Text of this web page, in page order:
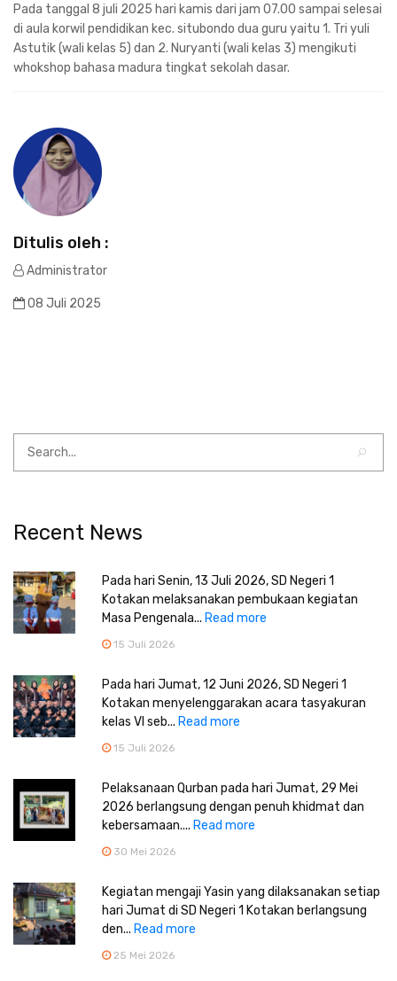
Pada tanggal 8 juli 2025 hari kamis dari jam 07.00 sampai selesai
di aula korwil pendidikan kec. situbondo dua guru yaitu 1. Tri yuli
Astutik (wali kelas 5) dan 2. Nuryanti (wali kelas 3) mengikuti
whokshop bahasa madura tingkat sekolah dasar.
Ditulis oleh :
Administrator
08 Juli 2025
Recent News
Pada hari Senin, 13 Juli 2026, SD Negeri 1
Kotakan melaksanakan pembukaan kegiatan
Masa Pengenala... Read more
15 Juli 2026
Pada hari Jumat, 12 Juni 2026, SD Negeri 1
Kotakan menyelenggarakan acara tasyakuran
kelas VI seb... Read more
15 Juli 2026
Pelaksanaan Qurban pada hari Jumat, 29 Mei
2026 berlangsung dengan penuh khidmat dan
kebersamaan.... Read more
30 Mei 2026
Kegiatan mengaji Yasin yang dilaksanakan setiap
hari Jumat di SD Negeri 1 Kotakan berlangsung
den... Read more
25 Mei 2026